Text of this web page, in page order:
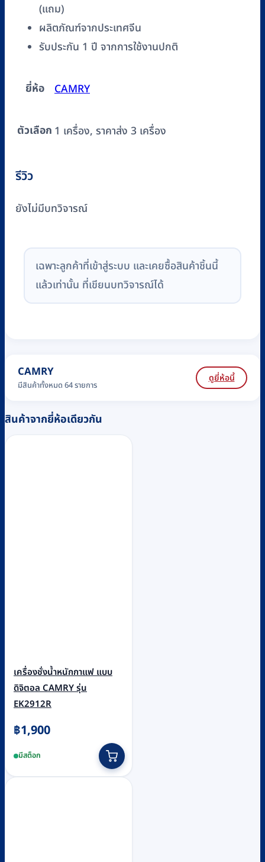
(แถม)
ผลิตภัณฑ์จากประเทศจีน
รับประกัน 1 ปี จากการใช้งานปกติ
ยี่ห้อ CAMRY
ตัวเลือก 1 เครื่อง, ราคาส่ง 3 เครื่อง
รีวิว
ยังไม่มีบทวิจารณ์
เฉพาะลูกค้าที่เข้าสู่ระบบ และเคยซื้อสินค้าชิ้นนี้
แล้วเท่านั้น ที่เขียนบทวิจารณ์ได้
CAMRY
มีสินค้าทั้งหมด 64 รายการ
ดูยี่ห้อนี้
สินค้าจากยี่ห้อเดียวกัน
เครื่องชั่งน้ำหนักกาแฟ แบบ
ดิจิตอล CAMRY รุ่น
EK2912R
฿1,900
มีสต็อก